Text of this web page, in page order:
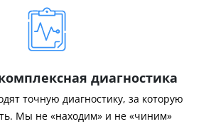
диагностика
точную диагностику, за которую
Мы не «находим» и не «чиним»